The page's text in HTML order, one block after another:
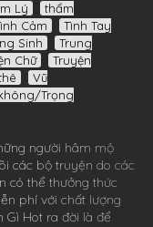
Lý
thẩm
Cảm
Tình Tay
Sinh
Trung
Chữ
Truyện
Vũ
Trọng
người hâm mộ
các bộ truyện do các
có thể thưởng thức
phí với chất lượng
Gì Hot ra đời là để